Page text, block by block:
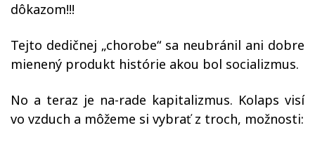
dôkazom!!!
Tejto dedičnej „chorobe“ sa neubránil ani dobre
mienený produkt histórie akou bol socializmus.
No a teraz je na-rade kapitalizmus. Kolaps visí
vo vzduch a môžeme si vybrať z troch, možnosti: